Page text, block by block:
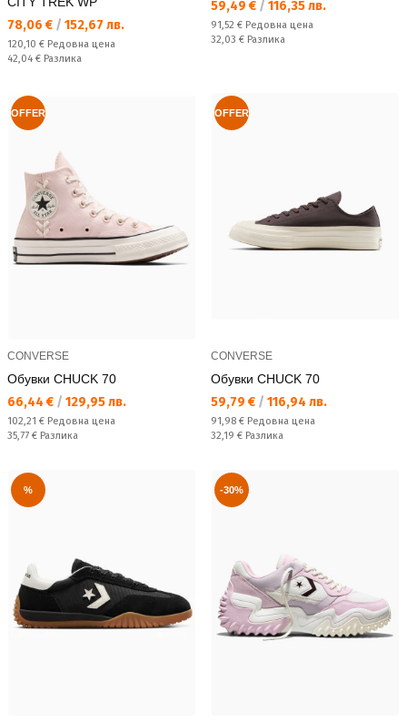
Текуща цена:
78,06 € / 152,67 лв.
Редовна цена:
120,10 € Редовна цена
Спестявате:
42,04 € Разлика
Текуща цена:
59,49 € / 116,35 лв.
Редовна цена:
91,52 € Редовна цена
Спестявате:
32,03 € Разлика
OFFER
CONVERSE
Обувки CHUCK 70
Текуща цена:
66,44 € / 129,95 лв.
Редовна цена:
102,21 € Редовна цена
Спестявате:
35,77 € Разлика
OFFER
CONVERSE
Обувки CHUCK 70
Текуща цена:
59,79 € / 116,94 лв.
Редовна цена:
91,98 € Редовна цена
Спестявате:
32,19 € Разлика
% -30%